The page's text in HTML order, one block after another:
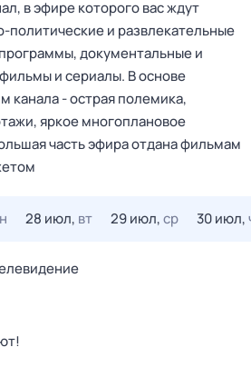
в эфире которого вас ждут
политические и развлекательные
документальные и
и сериалы. В основе
канала - острая полемика,
яркое многоплановое
часть эфира отдана фильмам
28 июл, вт 29 июл,ср 30 июл,